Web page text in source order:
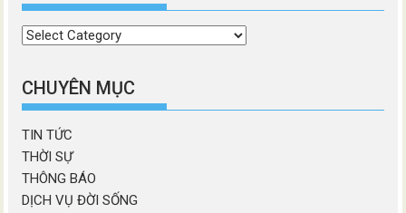
Chọn
mục
CHUYÊN MỤC
TIN TỨC
THỜI SỰ
THÔNG BÁO
DỊCH VỤ ĐỜI SỐNG